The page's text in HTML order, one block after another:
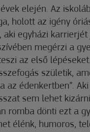
elején. Az
holott az igény
aki egyházi
megérzi a
az első
születik,
az édenkertben”.
sem lehet
romba dönti ezt a
élénk, humoros,